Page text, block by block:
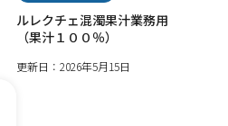
ルレクチェ混濁果汁業務用
（果汁１００％）
更新日：2026年5月15日